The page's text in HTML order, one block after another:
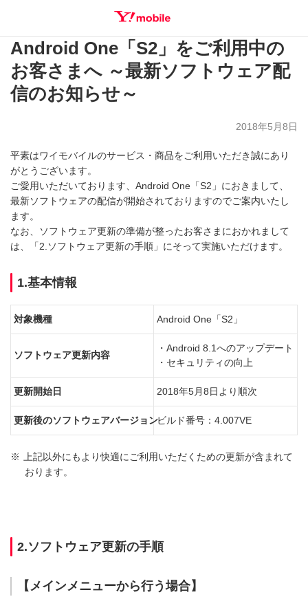
SEARCH
Android One「S2」をご利用中の
お客さまへ ～最新ソフトウェア配
信のお知らせ～
2018年5月8日
平素はワイモバイルのサービス・商品をご利用いただき誠にあり
がとうございます。
ご愛用いただいております、Android One「S2」におきまして、
最新ソフトウェアの配信が開始されておりますのでご案内いたし
ます。
なお、ソフトウェア更新の準備が整ったお客さまにおかれまして
は、「2.ソフトウェア更新の手順」にそって実施いただけます。
1.基本情報
対象機種 Android One「S2」
ソフトウェア更新内容
・Android 8.1へのアップデート
・セキュリティの向上
更新開始日 2018年5月8日より順次
更新後のソフトウェアバージョンビルド番号：4.007VE
※
上記以外にもより快適にご利用いただくための更新が含まれて
おります。
2.ソフトウェア更新の手順
【メインメニューから行う場合】